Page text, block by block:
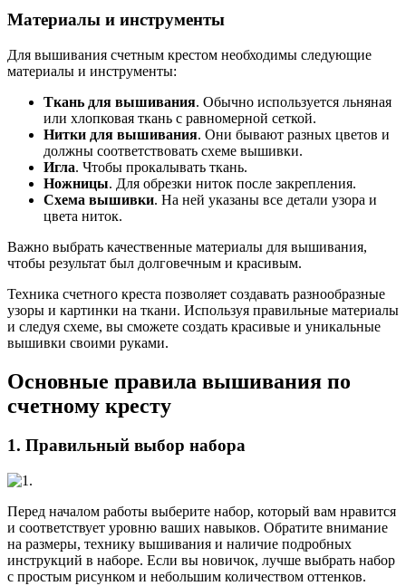
Материалы и инструменты
Для вышивания счетным крестом необходимы следующие
материалы и инструменты:
Ткань для вышивания. Обычно используется льняная
или хлопковая ткань с равномерной сеткой.
Нитки для вышивания. Они бывают разных цветов и
должны соответствовать схеме вышивки.
Игла. Чтобы прокалывать ткань.
Ножницы. Для обрезки ниток после закрепления.
Схема вышивки. На ней указаны все детали узора и
цвета ниток.
Важно выбрать качественные материалы для вышивания,
чтобы результат был долговечным и красивым.
Техника счетного креста позволяет создавать разнообразные
узоры и картинки на ткани. Используя правильные материалы
и следуя схеме, вы сможете создать красивые и уникальные
вышивки своими руками.
Основные правила вышивания по
счетному кресту
1. Правильный выбор набора
Перед началом работы выберите набор, который вам нравится
и соответствует уровню ваших навыков. Обратите внимание
на размеры, технику вышивания и наличие подробных
инструкций в наборе. Если вы новичок, лучше выбрать набор
с простым рисунком и небольшим количеством оттенков.